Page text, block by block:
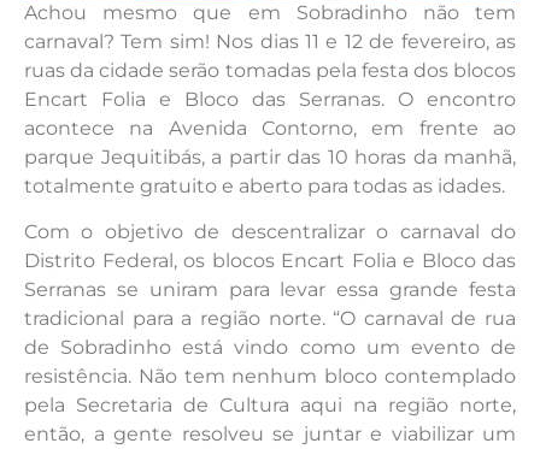
Achou mesmo que em Sobradinho não tem
carnaval? Tem sim! Nos dias 11 e 12 de fevereiro, as
ruas da cidade serão tomadas pela festa dos blocos
Encart Folia e Bloco das Serranas. O encontro
acontece na Avenida Contorno, em frente ao
parque Jequitibás, a partir das 10 horas da manhã,
totalmente gratuito e aberto para todas as idades.
Com o objetivo de descentralizar o carnaval do
Distrito Federal, os blocos Encart Folia e Bloco das
Serranas se uniram para levar essa grande festa
tradicional para a região norte. “O carnaval de rua
de Sobradinho está vindo como um evento de
resistência. Não tem nenhum bloco contemplado
pela Secretaria de Cultura aqui na região norte,
então, a gente resolveu se juntar e viabilizar um